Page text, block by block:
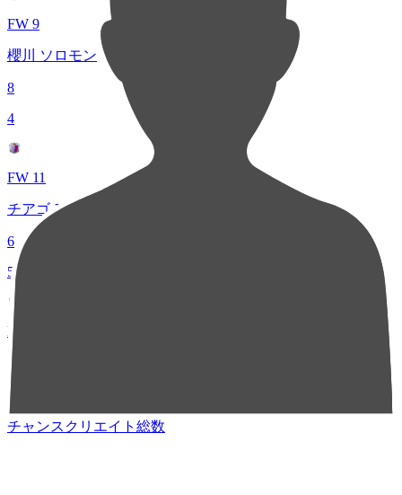
FW 9
櫻川 ソロモン
8
4
FW 11
チアゴ アンドラーデ
6
5
MF 10
田中 駿汰
4
チャンスクリエイト総数